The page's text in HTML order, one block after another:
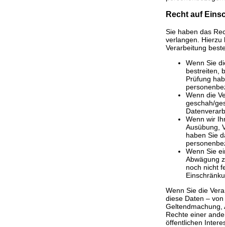
Recht auf
Sie haben das
verlangen. Hierzu
Verarbeitung
Wenn Sie
bestreiten,
Prüfung
Wenn die
geschah/
Wenn wir
Ausübung,
haben Sie
Wenn Sie
Abwägung
noch nicht
Wenn Sie die
diese Daten –
Geltendmachung,
Rechte einer
öffentlichen